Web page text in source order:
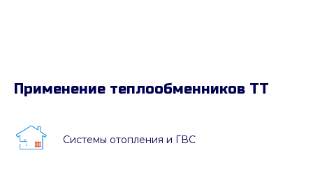
Применение теплообменников ТТ
Системы отопления и ГВС